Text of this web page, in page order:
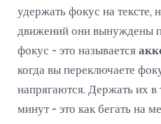
удержать фокус на тексте,
движений они вынуждены
фокус - это называется
когда вы переключаете
напрягаются. Держать их в
минут - это как бегать на